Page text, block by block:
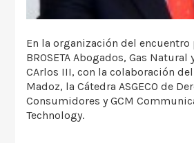
En la organización del
BROSETA Abogados, Gas
CArlos III, con la colaboración
Madoz, la Cátedra ASGECO de
Consumidores y GCM
Technology.